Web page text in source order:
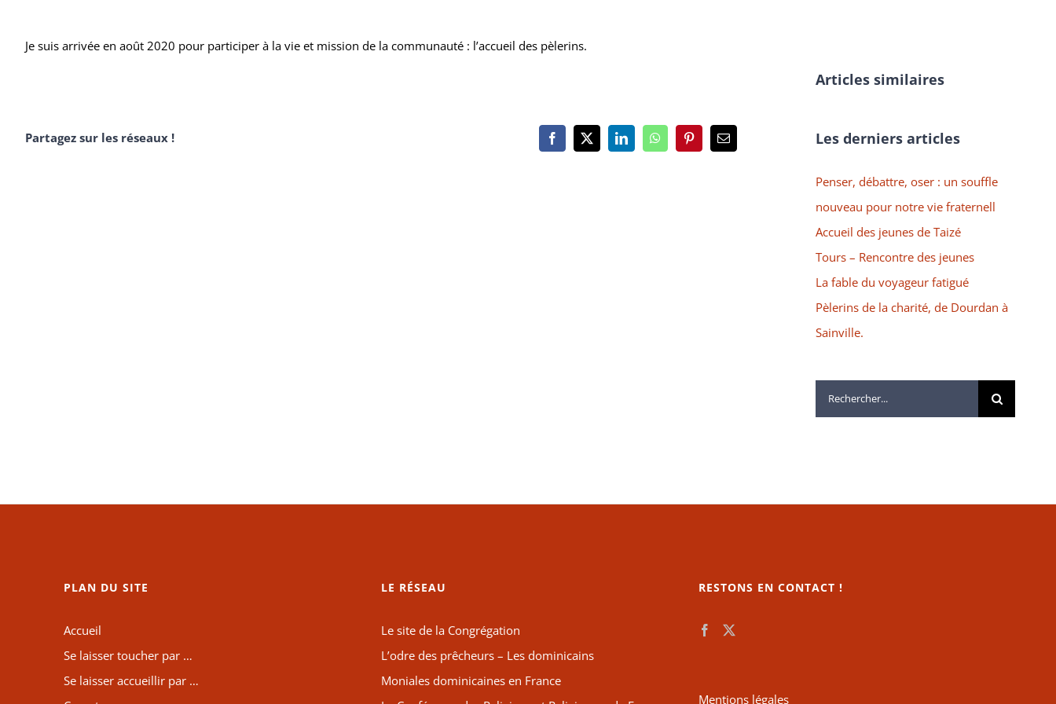
Je suis arrivée en août 2020 pour participer à la vie et mission de la communauté : l’accueil des pèlerins.
Partagez sur les réseaux ! Facebook
X LinkedInWhatsAppPinterestEmail
Articles similaires
Les derniers articles
Penser, débattre, oser : un souffle
nouveau pour notre vie fraternell
Accueil des jeunes de Taizé
Tours – Rencontre des jeunes
La fable du voyageur fatigué
Pèlerins de la charité, de Dourdan à
Sainville.
Rechercher:
PLAN DU SITE
Accueil
Se laisser toucher par …
Se laisser accueillir par …
LE RÉSEAU
Le site de la Congrégation
L’odre des prêcheurs – Les dominicains
Moniales dominicaines en France
RESTONS EN CONTACT !
Mentions légales